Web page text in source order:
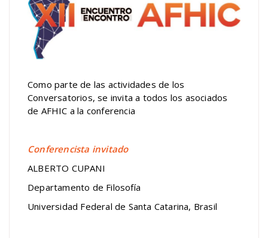
Como parte de las actividades de los
Conversatorios, se invita a todos los asociados
de AFHIC a la conferencia
Conferencista invitado
ALBERTO CUPANI
Departamento de Filosofía
Universidad Federal de Santa Catarina, Brasil